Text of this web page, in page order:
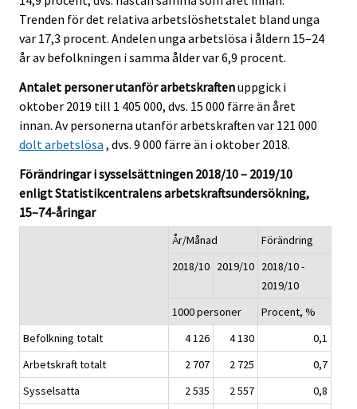
Trenden för det relativa arbetslöshetstalet bland unga
var 17,3 procent. Andelen unga arbetslösa i åldern 15–24
år av befolkningen i samma ålder var 6,9 procent.
Antalet personer utanför arbetskraftenuppgick i
oktober 2019 till 1 405 000, dvs. 15 000 färre än året
innan. Av personerna utanför arbetskraften var 121 000
dolt arbetslösa , dvs. 9 000 färre än i oktober 2018.
Förändringar i sysselsättningen 2018/10 – 2019/10
enligt Statistikcentralens arbetskraftsundersökning,
15–74-åringar
År/Månad
Förändring
2018/10 2019/10 2018/10 -
2019/10
1000 personer
Procent, %
Befolkning totalt
4 126 4 130
0,1
Arbetskraft totalt
2 707 2 725
0,7
Sysselsatta
2 535 2 557
0,8